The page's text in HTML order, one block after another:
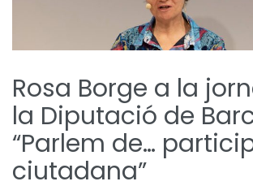
Rosa Borge a la
la Diputació de
“Parlem de…
ciutadana”